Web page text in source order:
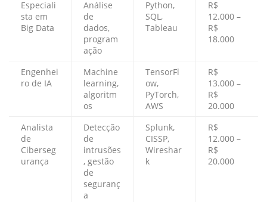
Especiali
sta em
Big Data
Análise
de
dados,
program
ação
Python,
SQL,
Tableau
R$
12.000 –
R$
18.000
Engenhei
ro de IA
Machine
learning,
algoritm
os
TensorFl
ow,
PyTorch,
AWS
R$
13.000 –
R$
20.000
Analista
de
Ciberseg
urança
Detecção
de
intrusões
, gestão
de
seguranç
a
Splunk,
CISSP,
Wireshar
k
R$
12.000 –
R$
20.000